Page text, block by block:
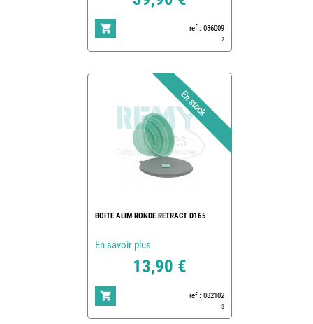
ref : 086009
2
BOITE ALIM RONDE RETRACT D165
En savoir plus
13,90 €
ref : 082102
3